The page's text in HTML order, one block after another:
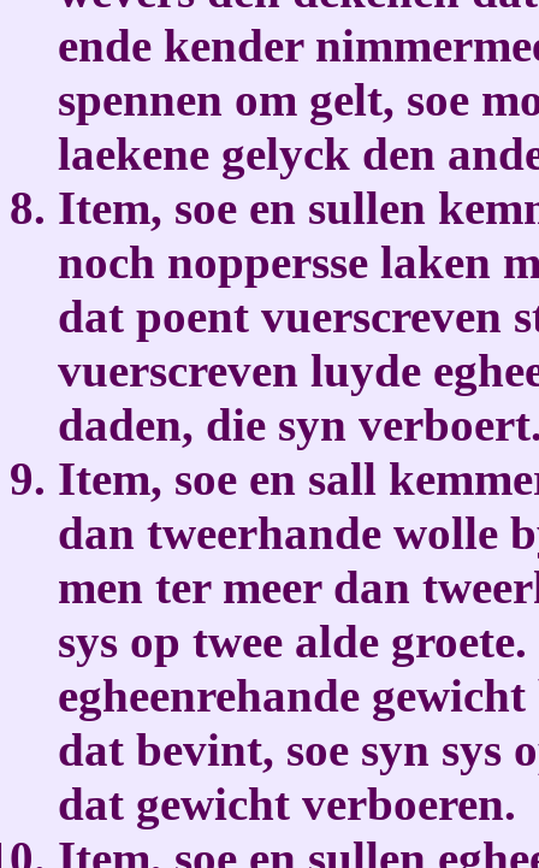
ende kender
spennen om gelt, soe
laekene gelyck den
Item, soe en sullen
noch noppersse laken
dat poent vuerscreven
vuerscreven luyde
daden, die syn
Item, soe en sall
dan tweerhande wolle
men ter meer dan
sys op twee alde
egheenrehande
dat bevint, soe syn sys
dat gewicht verboeren.